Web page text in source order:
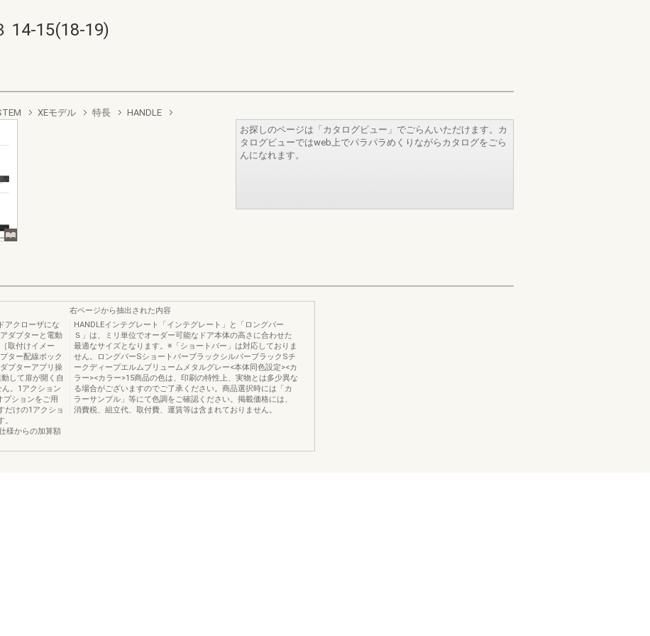
14-15(18-19)
XEモデル 特長 HANDLE
お探しのページは「カタログビュー」でごらんいただけます。カ
タログビューではweb上でパラパラめくりながらカタログをごら
んになれます。
アクローザにな
ダプターと電動
取付けイメー
ター配線ボック
プターアプリ操
して扉が開く自
。1アクション
プションをご用
だけの1アクショ
様からの加算額
右ページから抽出された内容
HANDLEインテグレート「インテグレート」と「ロングバー
Ｓ」は、ミリ単位でオーダー可能なドア本体の高さに合わせた
最適なサイズとなります。※「ショートバー」は対応しておりま
せん。ロングバーSショートバーブラックシルバーブラックSチ
ークディープエルムブリュームメタルグレー<本体同色設定><カ
ラー><カラー>15商品の色は、印刷の特性上、実物とは多少異な
る場合がございますのでご了承ください。商品選択時には「カ
ラーサンプル」等にて色調をご確認ください。掲載価格には、
消費税、組立代、取付費、運賃等は含まれておりません。